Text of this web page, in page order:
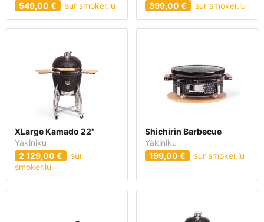
549,00 €
sur smoker.lu
399,00 €
sur smoker.lu
XLarge Kamado 22"
Yakiniku
2 129,00 €
sur
smoker.lu
Shichirin Barbecue
Yakiniku
199,00 €
sur smoker.lu